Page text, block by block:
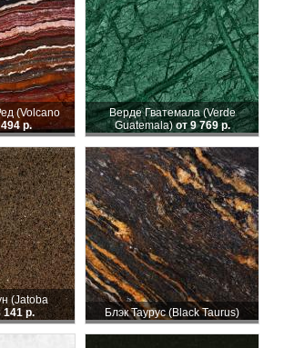
(Volcano
р.
Верде Гватемала (Verde
Guatemala)от 9 769 р.
(Jatoba
141 р. Блэк Таурус (Black Taurus)